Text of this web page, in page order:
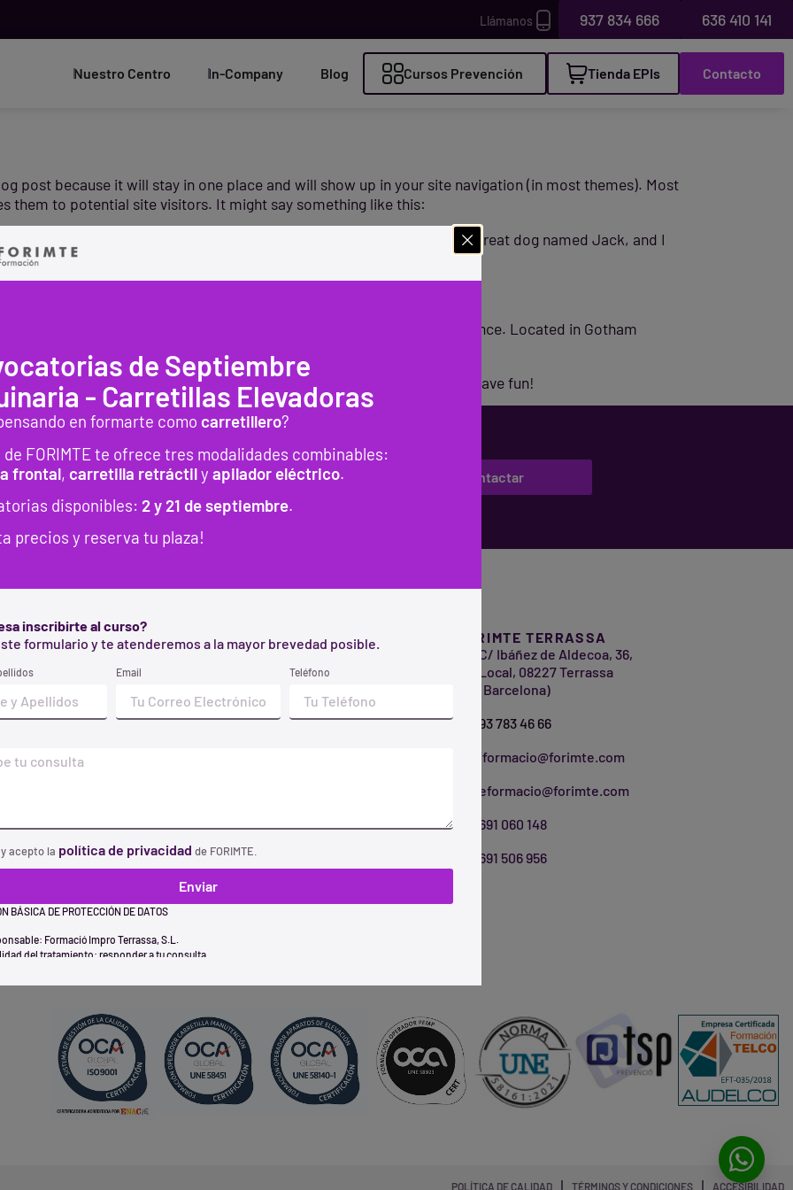
Llámanos 937 834 666 636 410 141
Nuestro Centro In-Company Blog Cursos Prevención Tienda EPIs Contacto
post because it will stay in one place and will show up in your site navigation (in most themes). Most
them to potential site visitors. It might say something like this:
actor by night, and this is my website. I live in Los Angeles, have a great dog named Jack, and I
rain.)
in 1971, and has been providing quality doohickeys to the public ever since. Located in Gotham
all kinds of awesome things for the Gotham community.
dashboard to delete this page and create new pages for your content. Have fun!
¿Quieres más información?
¡Ponte en contacto con nuestro
equipo!
Contactar
EPIS
CURSOS PREVENCIÓN
Básico 60 Horas en PRL Barcelona
6 Horas Convenio Barcelona
Puente Grúa UNE 58140
Espacios Confinados
Carretillas Elevadoras UNE 58451
Plataformas Elevadoras UNE 58923
FORIMTE TERRASSA
C/ Ibáñez de Aldecoa, 36,
Local, 08227 Terrassa
(Barcelona)
93 783 46 66
jformacio@forimte.com
eformacio@forimte.com
691 060 148
691 506 956
POLÍTICA DE CALIDAD TÉRMINOS Y CONDICIONES ACCESIBILIDAD
de Septiembre
- Carretillas Elevadoras
en formarte como carretillero?
de FORIMTE te ofrece tres modalidades combinables:
frontal, carretilla retráctily apilador eléctrico.
disponibles: 2y 21 de septiembre.
precios y reserva tu plaza!
inscribirte al curso?
formulario y te atenderemos a la mayor brevedad posible.
Email Teléfono
acepto la política de privacidad de FORIMTE.
Enviar
BÁSICA DE PROTECCIÓN DE DATOS
Formació Impro Terrassa, S.L.
del tratamiento: responder a tu consulta.
el servicio adecuado.
de las personas interesadas: acceder, rectificar y/o suprimir sus datos, más el ejercicio de sus
tal y como se recoge en la información adicional.
adicional: consulta todos los detalles de la gestión de datos que hace FORIMTE en nuestra
de privacidad.